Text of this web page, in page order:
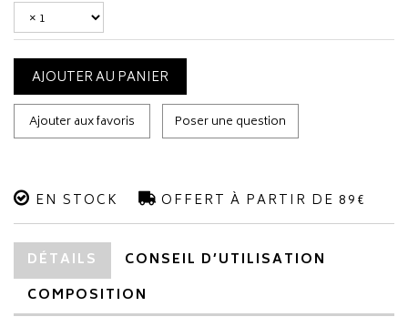
AJOUTER AU PANIER
Ajouter aux favoris Poser une question
EN STOCK OFFERT À PARTIR DE 89€
DÉTAILS
CONSEIL D’UTILISATION
COMPOSITION